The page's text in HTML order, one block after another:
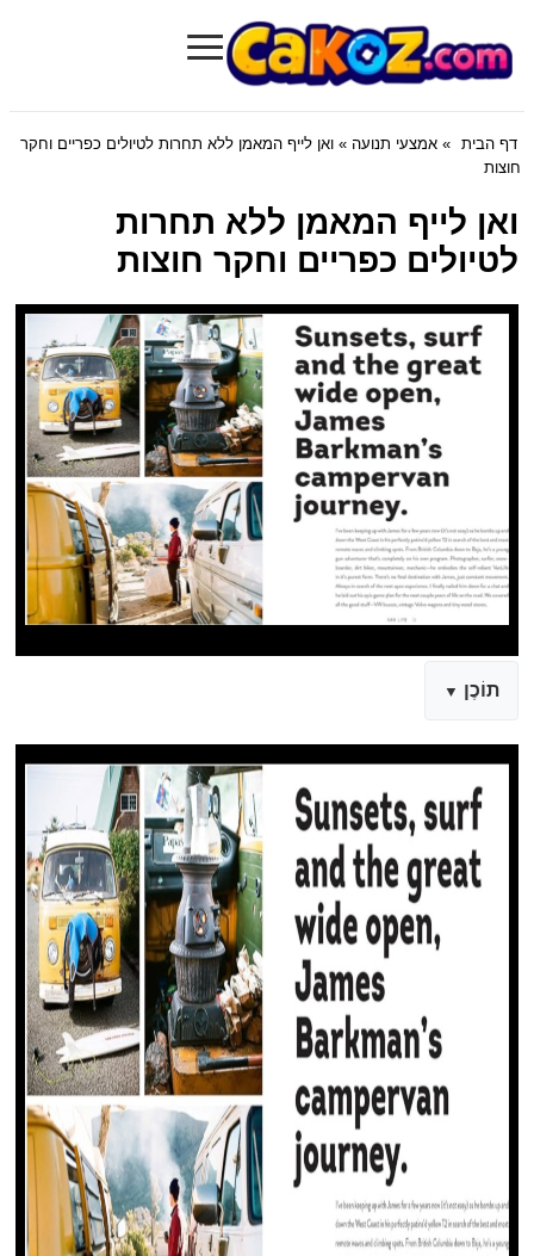
Cakoz.com
≡
דף הבית » אמצעי תנועה » ואן לייף המאמן ללא תחרות לטיולים כפריים וחקר
חוצות
ואן לייף המאמן ללא תחרות
לטיולים כפריים וחקר חוצות
תוֹכֶן